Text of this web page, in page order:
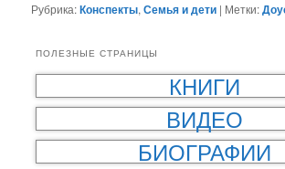
Рубрика:Конспекты,Семья и дети | Метки:
ПОЛЕЗНЫЕ СТРАНИЦЫ
КНИГИ
ВИДЕО
БИОГРАФИИ